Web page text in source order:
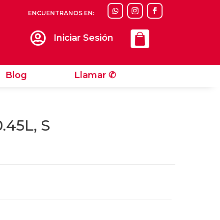
ENCUENTRANOS EN:
 Iniciar Sesión
Blog Llamar ✆
Llamar ✆
S